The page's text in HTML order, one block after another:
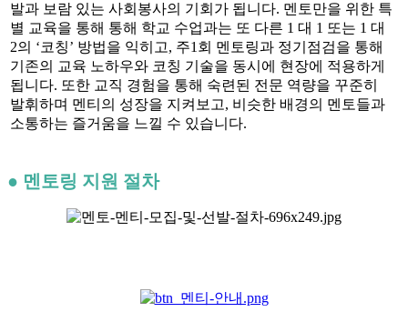
발과 보람 있는 사회봉사의 기회가 됩니다. 멘토만을 위한 특
별 교육을 통해 통해 학교 수업과는 또 다른 1 대 1 또는 1 대
2의 ‘코칭’ 방법을 익히고, 주1회 멘토링과 정기점검을 통해
기존의 교육 노하우와 코칭 기술을 동시에 현장에 적용하게
됩니다. 또한 교직 경험을 통해 숙련된 전문 역량을 꾸준히
발휘하며 멘티의 성장을 지켜보고, 비슷한 배경의 멘토들과
소통하는 즐거움을 느낄 수 있습니다.
● 멘토링 지원 절차